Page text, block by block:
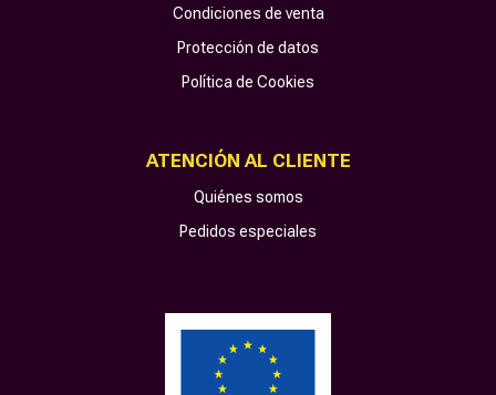
Condiciones de venta
Protección de datos
Política de Cookies
ATENCIÓN AL CLIENTE
Quiénes somos
Pedidos especiales